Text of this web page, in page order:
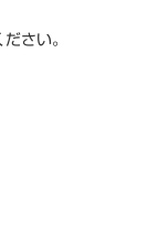
さい。